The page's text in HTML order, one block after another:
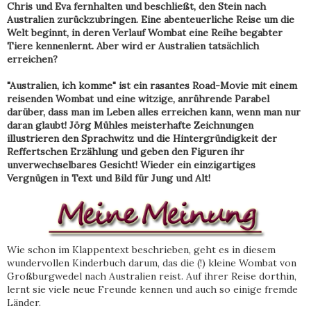
Chris und Eva fernhalten und beschließt, den Stein nach
Australien zurückzubringen. Eine abenteuerliche Reise um die
Welt beginnt, in deren Verlauf Wombat eine Reihe begabter
Tiere kennenlernt. Aber wird er Australien tatsächlich
erreichen?
"Australien, ich komme" ist ein rasantes Road-Movie mit einem
reisenden Wombat und eine witzige, anrührende Parabel
darüber, dass man im Leben alles erreichen kann, wenn man nur
daran glaubt! Jörg Mühles meisterhafte Zeichnungen
illustrieren den Sprachwitz und die Hintergründigkeit der
Reffertschen Erzählung und geben den Figuren ihr
unverwechselbares Gesicht! Wieder ein einzigartiges
Vergnügen in Text und Bild für Jung und Alt!
Wie schon im Klappentext beschrieben, geht es in diesem
wundervollen Kinderbuch darum, das die (!) kleine Wombat von
Großburgwedel nach Australien reist. Auf ihrer Reise dorthin,
lernt sie viele neue Freunde kennen und auch so einige fremde
Länder.